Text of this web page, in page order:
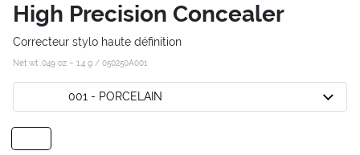
High Precision Concealer
Correcteur stylo haute définition
Net wt .049 oz – 1,4 g / 050250A001
001 - PORCELAIN